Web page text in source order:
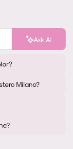
Ask AI
Milano?